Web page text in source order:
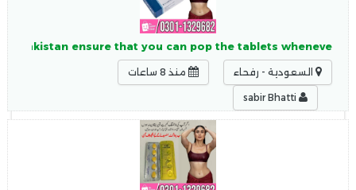
Pakistan ensure that you can pop the tablets wheneve
السعودية - رفحاء منذ 8 ساعات